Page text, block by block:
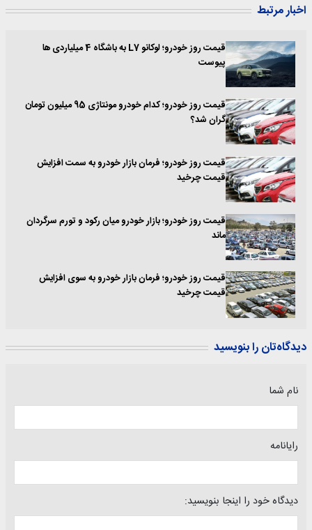
اخبار مرتبط
قیمت روز خودرو؛ لوکانو L7 به باشگاه 4 میلیاردی ها
پیوست
قیمت روز خودرو؛ کدام خودرو مونتاژی 95 میلیون تومان
گران شد؟
قیمت روز خودرو؛ فرمان بازار خودرو به سمت افزایش
قیمت چرخید
قیمت روز خودرو؛ بازار خودرو میان رکود و تورم سرگردان
ماند
قیمت روز خودرو؛ فرمان بازار خودرو به سوی افزایش
قیمت چرخید
دیدگاه‌تان را بنویسید
نام شما
رایانامه
دیدگاه خود را اینجا بنویسید: